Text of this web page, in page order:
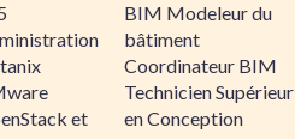
et
BIM Modeleur du
bâtiment
Coordinateur BIM
Technicien Supérieur
en Conception